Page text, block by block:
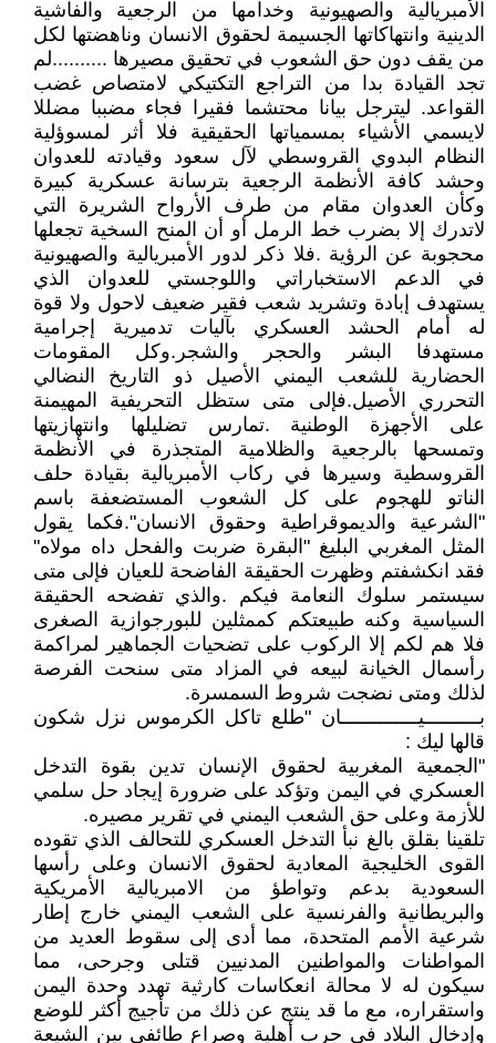
الأمبريالية والصهيونية وخدامها من الرجعية والفاشية
الدينية وانتهاكاتها الجسيمة لحقوق الانسان وناهضتها لكل
من يقف دون حق الشعوب في تحقيق مصيرها ..........لم
تجد القيادة بدا من التراجع التكتيكي لامتصاص غضب
القواعد. ليترجل بيانا محتشما فقيرا فجاء مضببا مضللا
لايسمي الأشياء بمسمياتها الحقيقية فلا أثر لمسوؤلية
النظام البدوي القروسطي لآل سعود وقيادته للعدوان
وحشد كافة الأنظمة الرجعية بترسانة عسكرية كبيرة
وكأن العدوان مقام من طرف الأرواح الشريرة التي
لاتدرك إلا بضرب خط الرمل أو أن المنح السخية تجعلها
محجوبة عن الرؤية .فلا ذكر لدور الأمبريالية والصهيونية
في الدعم الاستخباراتي واللوجستي للعدوان الذي
يستهدف إبادة وتشريد شعب فقير ضعيف لاحول ولا قوة
له أمام الحشد العسكري بآليات تدميرية إجرامية
مستهدفا البشر والحجر والشجر.وكل المقومات
الحضارية للشعب اليمني الأصيل ذو التاريخ النضالي
التحرري الأصيل.فإلى متى ستظل التحريفية المهيمنة
على الأجهزة الوطنية .تمارس تضليلها وانتهازيتها
وتمسحها بالرجعية والظلامية المتجذرة في الأنظمة
القروسطية وسيرها في ركاب الأمبريالية بقيادة حلف
الناتو للهجوم على كل الشعوب المستضعفة باسم
"الشرعية والديموقراطية وحقوق الانسان".فكما يقول
المثل المغربي البليغ "البقرة ضربت والفحل داه مولاه"
فقد انكشفتم وظهرت الحقيقة الفاضحة للعيان فإلى متى
سيستمر سلوك النعامة فيكم .والذي تفضحه الحقيقة
السياسية وكنه طبيعتكم كممثلين للبورجوازية الصغرى
فلا هم لكم إلا الركوب على تضحيات الجماهير لمراكمة
رأسمال الخيانة لبيعه في المزاد متى سنحت الفرصة
لذلك ومتى نضجت شروط السمسرة.
بــــــــــيــــــــــــــان "طلع تاكل الكرموس نزل شكون
قالها ليك :
"الجمعية المغربية لحقوق الإنسان تدين بقوة التدخل
العسكري في اليمن وتؤكد على ضرورة إيجاد حل سلمي
للأزمة وعلى حق الشعب اليمني في تقرير مصيره.
تلقينا بقلق بالغ نبأ التدخل العسكري للتحالف الذي تقوده
القوى الخليجية المعادية لحقوق الانسان وعلى رأسها
السعودية بدعم وتواطؤ من الامبريالية الأمريكية
والبريطانية والفرنسية على الشعب اليمني خارج إطار
شرعية الأمم المتحدة، مما أدى إلى سقوط العديد من
المواطنات والمواطنين المدنيين قتلى وجرحى، مما
سيكون له لا محالة انعكاسات كارثية تهدد وحدة اليمن
واستقراره، مع ما قد ينتج عن ذلك من تأجيج أكثر للوضع
وإدخال البلاد في حرب أهلية وصراع طائفي بين الشيعة